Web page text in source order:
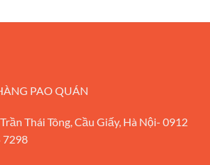
PAO QUÁN
Thái Tông, Cầu Giấy, Hà Nội- 0912
7298